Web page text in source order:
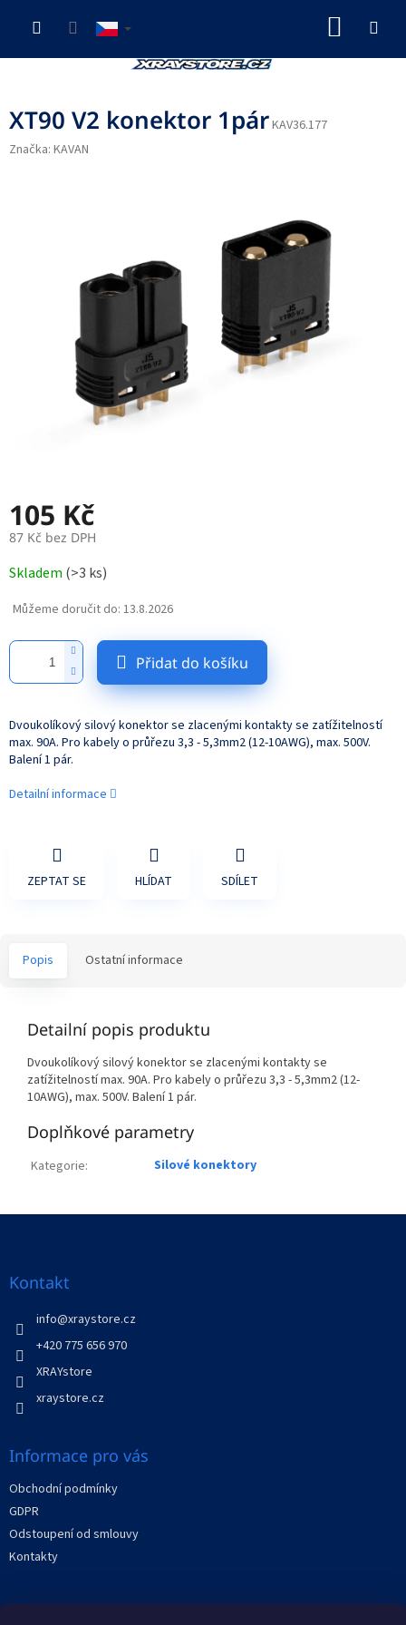
XT90 V2 konektor 1párKAV36.177
Značka: KAVAN
105 Kč
87 Kč bez DPH
cena:
Skladem (>3 ks)
Můžeme doručit do: 13.8.2026
Přidat do košíku
Dvoukolíkový silový konektor se zlacenými kontakty se zatížitelností
max. 90A. Pro kabely o průřezu 3,3 - 5,3mm2 (12-10AWG), max. 500V.
Balení 1 pár.
Detailní informace
ZEPTAT SE HLÍDAT SDÍLET
Popis Ostatní informace
Detailní popis produktu
Dvoukolíkový silový konektor se zlacenými kontakty se
zatížitelností max. 90A. Pro kabely o průřezu 3,3 - 5,3mm2 (12-
10AWG), max. 500V. Balení 1 pár.
Doplňkové parametry
Kategorie: Silové konektory
Kontakt
info@xraystore.cz
+420 775 656 970
XRAYstore
xraystore.cz
Informace pro vás
Obchodní podmínky
GDPR
Odstoupení od smlouvy
Kontakty